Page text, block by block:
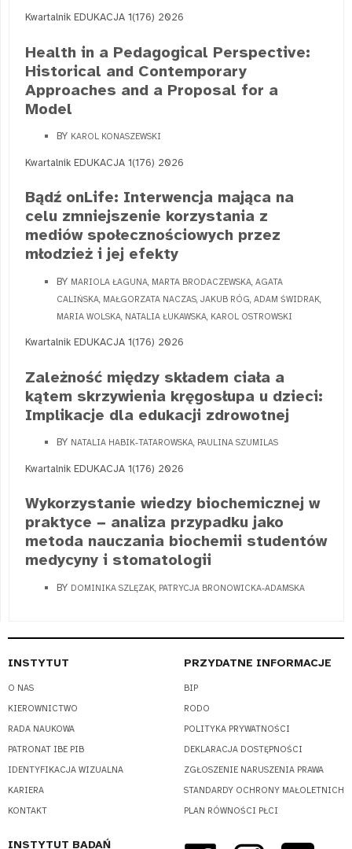
Kwartalnik EDUKACJA 1(176) 2026
Health in a Pedagogical Perspective:
Historical and Contemporary
Approaches and a Proposal for a
Model
BY KAROL KONASZEWSKI
Kwartalnik EDUKACJA 1(176) 2026
Bądź onLife: Interwencja mająca na
celu zmniejszenie korzystania z
mediów społecznościowych przez
młodzież i jej efekty
BY MARIOLA ŁAGUNA, MARTA BRODACZEWSKA, AGATA
CALIŃSKA, MAŁGORZATA NACZAS, JAKUB RÓG, ADAM ŚWIDRAK,
MARIA WOLSKA, NATALIA ŁUKAWSKA, KAROL OSTROWSKI
Kwartalnik EDUKACJA 1(176) 2026
Zależność między składem ciała a
kątem skrzywienia kręgosłupa u dzieci:
Implikacje dla edukacji zdrowotnej
BY NATALIA HABIK-TATAROWSKA, PAULINA SZUMILAS
Kwartalnik EDUKACJA 1(176) 2026
Wykorzystanie wiedzy biochemicznej w
praktyce − analiza przypadku jako
metoda nauczania biochemii studentów
medycyny i stomatologii
BY DOMINIKA SZLĘZAK, PATRYCJA BRONOWICKA-ADAMSKA
INSTYTUT
O NAS
KIEROWNICTWO
RADA NAUKOWA
PATRONAT IBE PIB
IDENTYFIKACJA WIZUALNA
KARIERA
KONTAKT
PRZYDATNE INFORMACJE
BIP
RODO
POLITYKA PRYWATNOŚCI
DEKLARACJA DOSTĘPNOŚCI
ZGŁOSZENIE NARUSZENIA PRAWA
STANDARDY OCHRONY MAŁOLETNICH
PLAN RÓWNOŚCI PŁCI
INSTYTUT BADAŃ